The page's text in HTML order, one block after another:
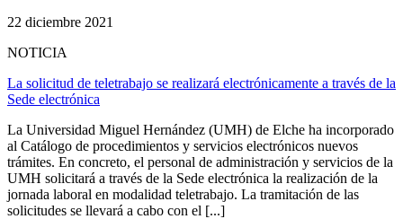
22 diciembre 2021
NOTICIA
La solicitud de teletrabajo se realizará electrónicamente a través de la
Sede electrónica
La Universidad Miguel Hernández (UMH) de Elche ha incorporado
al Catálogo de procedimientos y servicios electrónicos nuevos
trámites. En concreto, el personal de administración y servicios de la
UMH solicitará a través de la Sede electrónica la realización de la
jornada laboral en modalidad teletrabajo. La tramitación de las
solicitudes se llevará a cabo con el [...]